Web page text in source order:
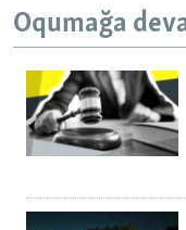
Oqumağa